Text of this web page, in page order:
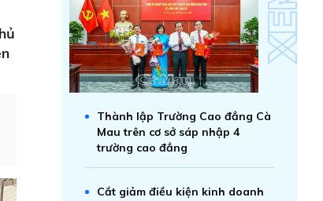
Thành lập Trường Cao đẳng Cà
Mau trên cơ sở sáp nhập 4
trường cao đẳng
Cắt giảm điều kiện kinh doanh